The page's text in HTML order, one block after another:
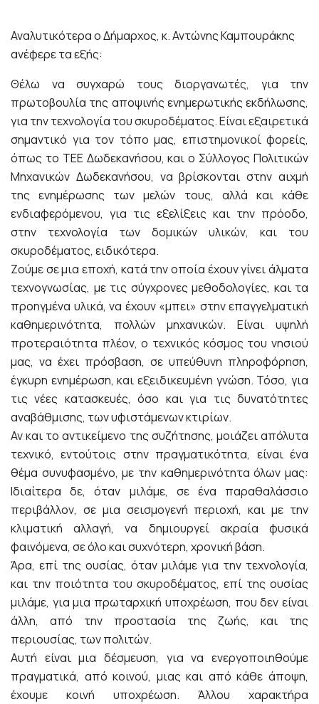
Αναλυτικότερα ο Δήμαρχος, κ. Αντώνης Καμπουράκης
ανέφερε τα εξής:
Θέλω να συγχαρώ τους διοργανωτές, για την
πρωτοβουλία της αποψινής ενημερωτικής εκδήλωσης,
για την τεχνολογία του σκυροδέματος. Είναι εξαιρετικά
σημαντικό για τον τόπο μας, επιστημονικοί φορείς,
όπως το ΤΕΕ Δωδεκανήσου, και ο Σύλλογος Πολιτικών
Μηχανικών Δωδεκανήσου, να βρίσκονται στην αιχμή
της ενημέρωσης των μελών τους, αλλά και κάθε
ενδιαφερόμενου, για τις εξελίξεις και την πρόοδο,
στην τεχνολογία των δομικών υλικών, και του
σκυροδέματος, ειδικότερα.
Ζούμε σε μια εποχή, κατά την οποία έχουν γίνει άλματα
τεχνογνωσίας, με τις σύγχρονες μεθοδολογίες, και τα
προηγμένα υλικά, να έχουν «μπει» στην επαγγελματική
καθημερινότητα, πολλών μηχανικών. Είναι υψηλή
προτεραιότητα πλέον, ο τεχνικός κόσμος του νησιού
μας, να έχει πρόσβαση, σε υπεύθυνη πληροφόρηση,
έγκυρη ενημέρωση, και εξειδικευμένη γνώση. Τόσο, για
τις νέες κατασκευές, όσο και για τις δυνατότητες
αναβάθμισης, των υφιστάμενων κτιρίων.
Αν και το αντικείμενο της συζήτησης, μοιάζει απόλυτα
τεχνικό, εντούτοις στην πραγματικότητα, είναι ένα
θέμα συνυφασμένο, με την καθημερινότητα όλων μας:
Ιδιαίτερα δε, όταν μιλάμε, σε ένα παραθαλάσσιο
περιβάλλον, σε μια σεισμογενή περιοχή, και με την
κλιματική αλλαγή, να δημιουργεί ακραία φυσικά
φαινόμενα, σε όλο και συχνότερη, χρονική βάση.
Άρα, επί της ουσίας, όταν μιλάμε για την τεχνολογία,
και την ποιότητα του σκυροδέματος, επί της ουσίας
μιλάμε, για μια πρωταρχική υποχρέωση, που δεν είναι
άλλη, από την προστασία της ζωής, και της
περιουσίας, των πολιτών.
Αυτή είναι μια δέσμευση, για να ενεργοποιηθούμε
πραγματικά, από κοινού, μιας και από κάθε άποψη,
έχουμε κοινή υποχρέωση. Άλλου χαρακτήρα